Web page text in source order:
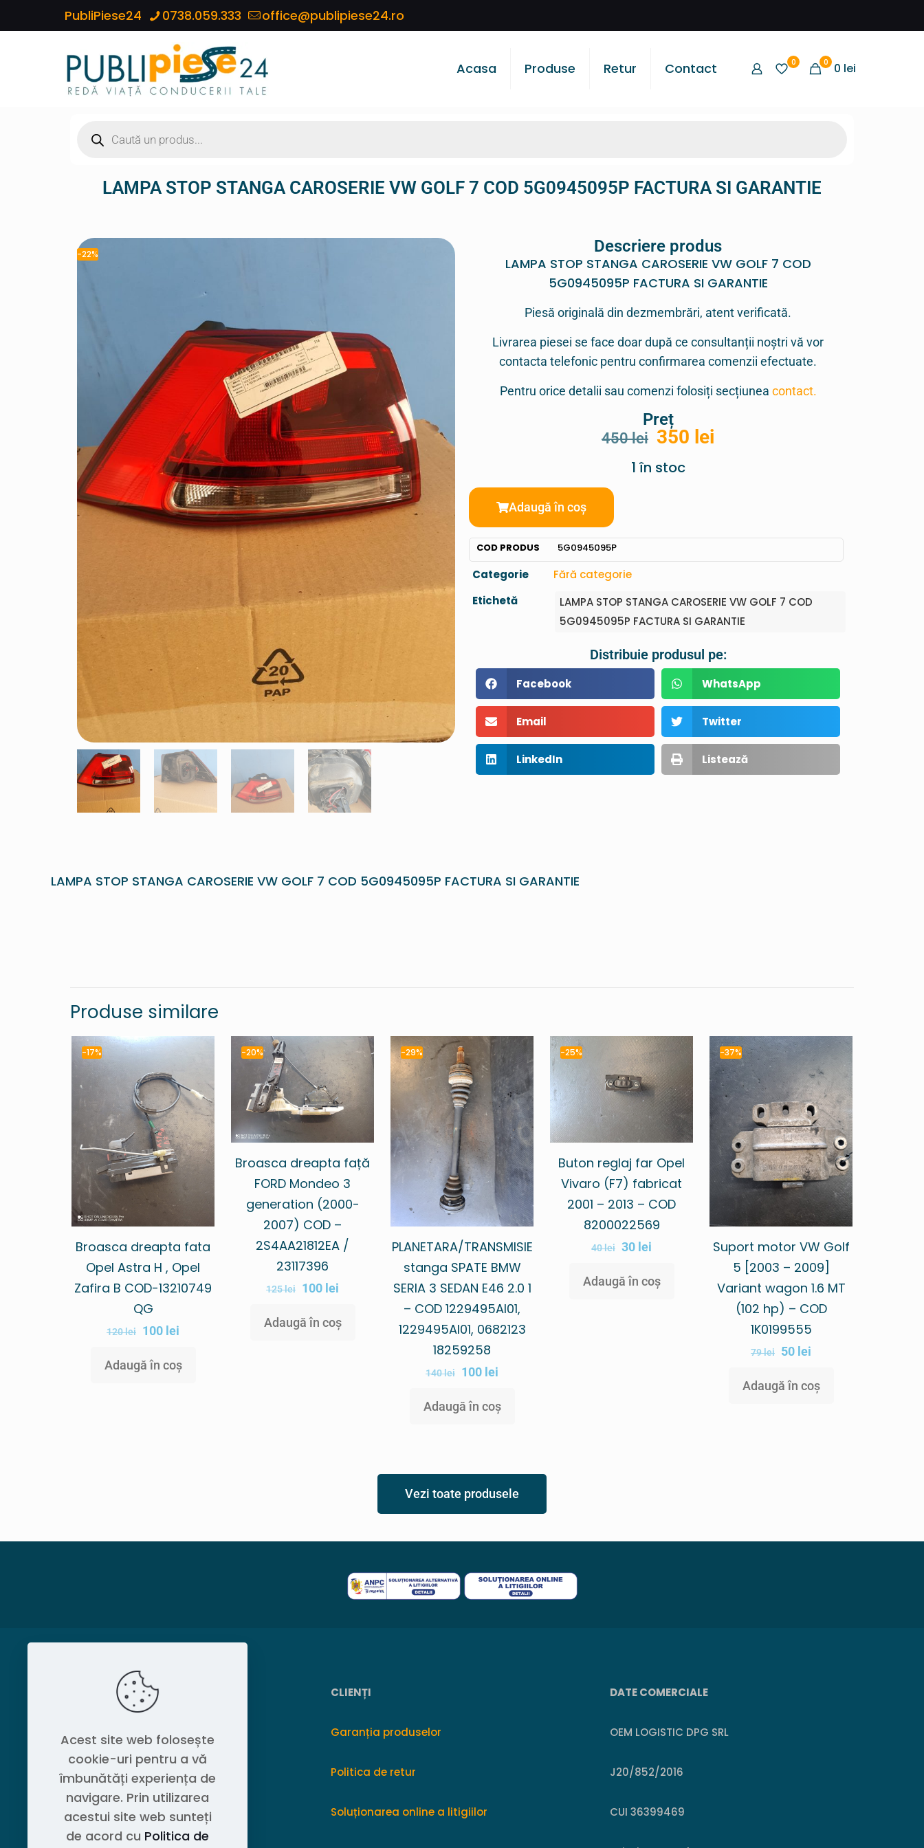
PubliPiese24 0738.059.333 office@publipiese24.ro
Acasa Produse Retur Contact 0 0 0 lei
LAMPA STOP STANGA CAROSERIE VW GOLF 7 COD 5G0945095P FACTURA SI GARANTIE
-22% Descriere produs
LAMPA STOP STANGA CAROSERIE VW GOLF 7 COD
5G0945095P FACTURA SI GARANTIE
Piesă originală din dezmembrări, atent verificată.
Livrarea piesei se face doar după ce consultanții noștri vă vor
contacta telefonic pentru confirmarea comenzii efectuate.
Pentru orice detalii sau comenzi folosiți secțiunea contact.
Preț
450lei 350 lei
1 în stoc
Adaugă în coș
COD PRODUS 5G0945095P
Categorie
Fără categorie
Etichetă
LAMPA STOP STANGA CAROSERIE VW GOLF 7 COD
5G0945095P FACTURA SI GARANTIE
Distribuie produsul pe:
Facebook WhatsApp
Email Twitter
LinkedIn Listează
LAMPA STOP STANGA CAROSERIE VW GOLF 7 COD 5G0945095P FACTURA SI GARANTIE
Produse similare
-17%
Broasca dreapta fata
Opel Astra H , Opel
Zafira B COD-13210749
QG
120lei 100 lei
Adaugă în coș
-20%
Broasca dreapta față
FORD Mondeo 3
generation (2000-
2007) COD –
2S4AA21812EA /
23117396
125lei 100 lei
Adaugă în coș
-29%
PLANETARA/TRANSMISIE
stanga SPATE BMW
SERIA 3 SEDAN E46 2.0 1
– COD 1229495AI01,
1229495AI01, 0682123
18259258
140lei 100 lei
Adaugă în coș
-25%
Buton reglaj far Opel
Vivaro (F7) fabricat
2001 – 2013 – COD
8200022569
40lei 30 lei
Adaugă în coș
-37%
Suport motor VW Golf
5 [2003 – 2009]
Variant wagon 1.6 MT
(102 hp) – COD
1K0199555
79lei 50 lei
Adaugă în coș
Vezi toate produsele
Politica de confidențialitate
Contact OEM LOGISTIC DPG
CLIENȚI
Garanția produselor
Politica de retur
Soluționarea online a litigiilor
DATE COMERCIALE
OEM LOGISTIC DPG SRL
J20/852/2016
CUI 36399469
Acest site web folosește
cookie-uri pentru a vă
îmbunătăți experiența de
navigare. Prin utilizarea
acestui site web sunteți
de acord cu Politica de